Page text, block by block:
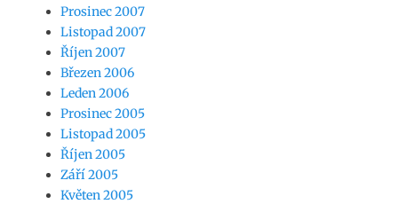
Prosinec 2007
Listopad 2007
Říjen 2007
Březen 2006
Leden 2006
Prosinec 2005
Listopad 2005
Říjen 2005
Září 2005
Květen 2005